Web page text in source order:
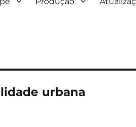
urbana